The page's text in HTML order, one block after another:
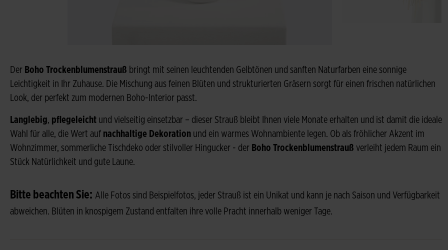
Der Boho Trockenblumenstrauß bringt mit seinen leuchtenden Gelbtönen und sanften Naturfarben eine sonnige
Leichtigkeit in Ihr Zuhause. Die Mischung aus feinen Blüten und strukturierten Gräsern sorgt für einen frischen natürlichen
Look, der perfekt zum modernen Boho-Interior passt.
Langlebig, pflegeleicht und vielseitig einsetzbar – dieser Strauß bleibt Ihnen viele Monate erhalten und ist damit die ideale
Wahl für alle, die Wert auf nachhaltige Dekoration und ein warmes Wohnambiente legen. Ob als fröhlicher Akzent im
Wohnzimmer, sommerliche Tischdeko oder stilvoller Hingucker - der Boho Trockenblumenstrauß verleiht jedem Raum ein
Stück Natürlichkeit und gute Laune.
Bitte beachten Sie: Alle Fotos sind Beispielfotos, jeder Strauß ist ein Unikat und kann je nach Saison und Verfügbarkeit
abweichen. Blüten in knospigem Zustand entfalten ihre volle Pracht innerhalb weniger Tage.